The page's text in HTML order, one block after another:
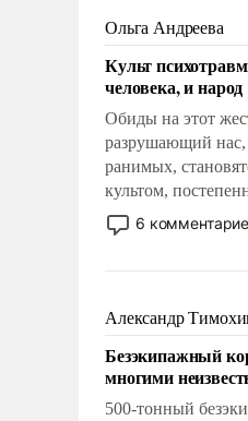
Ольга Андреева
Культ
человека, и народ
Обиды на этот
разрушающий нас,
ранимых,
культом,
отменяя
человеку – быть
на себя
слабым, идти
адаптироваться.
6
Александр
Безэкипажный
многими
500-тонный